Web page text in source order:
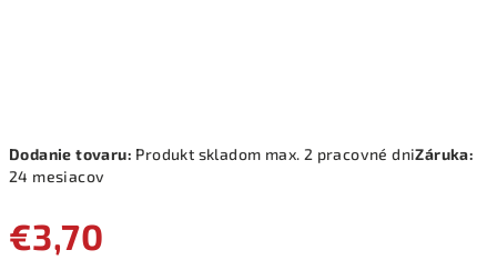
Dodanie tovaru: Produkt skladom max. 2 pracovné dniZáruka:
24 mesiacov
€3,70